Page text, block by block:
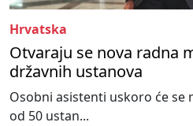
Hrvatska
Otvaraju se nova radna
državnih ustanova
Osobni asistenti uskoro će se
od 50 ustan...